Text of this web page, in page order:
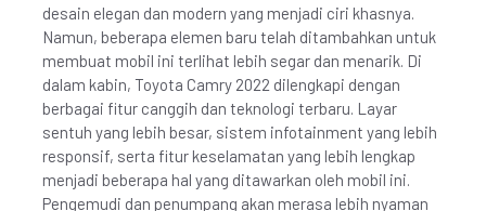
desain elegan dan modern yang menjadi ciri khasnya.
Namun, beberapa elemen baru telah ditambahkan untuk
membuat mobil ini terlihat lebih segar dan menarik. Di
dalam kabin, Toyota Camry 2022 dilengkapi dengan
berbagai fitur canggih dan teknologi terbaru. Layar
sentuh yang lebih besar, sistem infotainment yang lebih
responsif, serta fitur keselamatan yang lebih lengkap
menjadi beberapa hal yang ditawarkan oleh mobil ini.
Pengemudi dan penumpang akan merasa lebih nyaman